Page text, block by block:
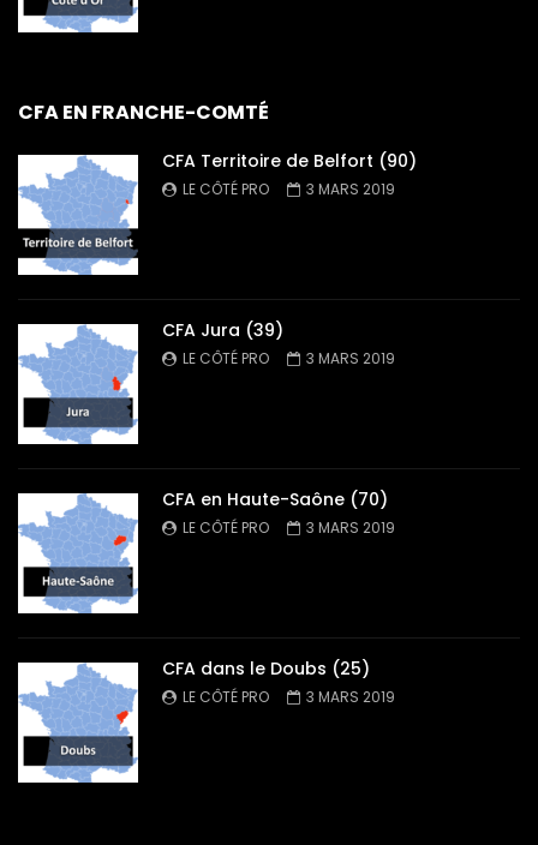
CFA EN FRANCHE-COMTÉ
CFA Territoire de Belfort (90)
LE CÔTÉ PRO 3 MARS 2019
CFA Jura (39)
LE CÔTÉ PRO 3 MARS 2019
CFA en Haute-Saône (70)
LE CÔTÉ PRO 3 MARS 2019
CFA dans le Doubs (25)
LE CÔTÉ PRO 3 MARS 2019